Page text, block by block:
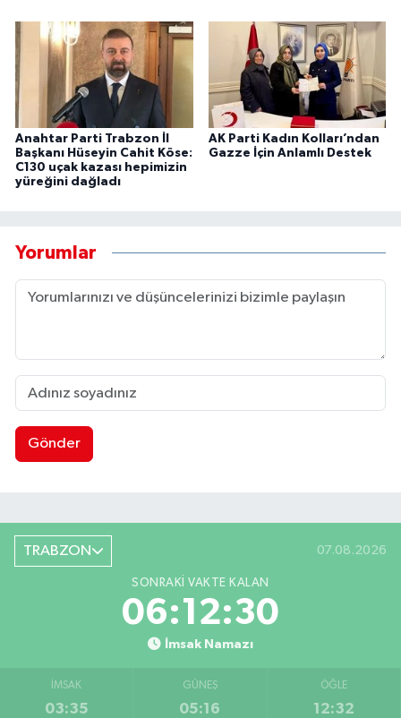
Anahtar Parti Trabzon İl
Başkanı Hüseyin Cahit Köse:
C130 uçak kazası hepimizin
yüreğini dağladı
AK Parti Kadın Kolları’ndan
Gazze İçin Anlamlı Destek
Yorumlar
Gönder
TRABZON 07.08.2026
SONRAKI VAKTE KALAN
06:12:29
İmsak Namazı
İMSAK
03:35
GÜNEŞ
05:16
ÖĞLE
12:32